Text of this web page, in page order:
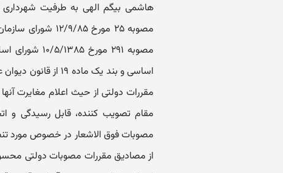
مقررات دولتی از حیث اعلام مغایرت
مقام تصویب کننده، قابل رسیدگی و
مصوبات فوق الاشعار در خصوص مورد